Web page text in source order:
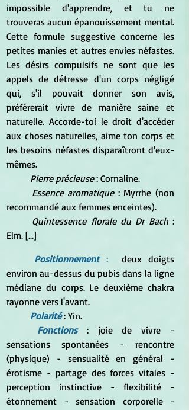
impossible d'apprendre, et tu ne
trouveras aucun épanouissement mental.
Cette formule suggestive concerne les
petites manies et autres envies néfastes.
Les désirs compulsifs ne sont que les
appels de détresse d'un corps négligé
qui, s'il pouvait donner son avis,
préférerait vivre de manière saine et
naturelle. Accorde-toi le droit d'accéder
aux choses naturelles, aime ton corps et
les besoins néfastes disparaîtront d'eux-
mêmes.
Pierre précieuse : Cornaline.
Essence aromatique : Myrrhe (non
recommandé aux femmes enceintes).
Quintessence florale du Dr Bach :
Elm. [...]
Positionnement :
  deux doigts
environ au-dessus du pubis dans la ligne
médiane du corps. Le deuxième chakra
rayonne vers l'avant.
Polarité : Yin.
Fonctions
: joie de vivre -
sensations spontanées - rencontre
(physique) - sensualité en général -
érotisme - partage des forces vitales -
perception instinctive - flexibilité -
étonnement - sensation corporelle -